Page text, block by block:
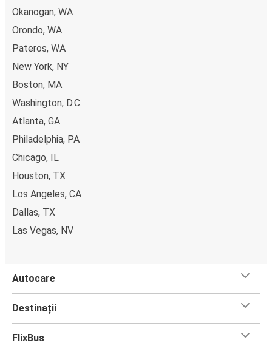
Okanogan, WA
Orondo, WA
Pateros, WA
New York, NY
Boston, MA
Washington, D.C.
Atlanta, GA
Philadelphia, PA
Chicago, IL
Houston, TX
Los Angeles, CA
Dallas, TX
Las Vegas, NV
Autocare
Destinații
FlixBus